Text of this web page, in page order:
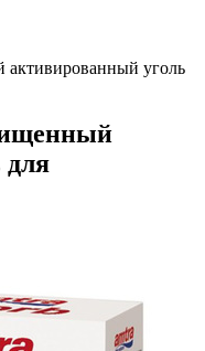
уголь
для